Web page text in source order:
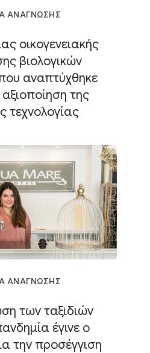
ΑΝΑΓΝΩΣΗΣ
οικογενειακής
βιολογικών
αναπτύχθηκε
της
τεχνολογίας
ΑΝΑΓΝΩΣΗΣ
των ταξιδιών
έγινε ο
την προσέγγιση